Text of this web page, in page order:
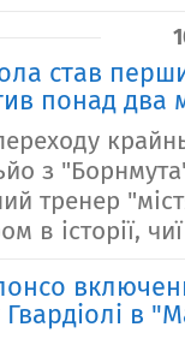
став
понад два
з
тренер
в історії,
в